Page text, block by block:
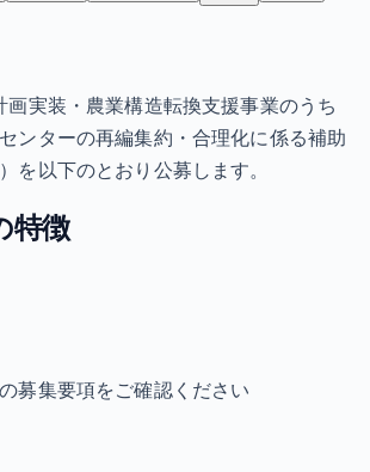
画実装・農業構造転換支援事業のうち
ンターの再編集約・合理化に係る補助
を以下のとおり公募します。
特徴
募集要項をご確認ください